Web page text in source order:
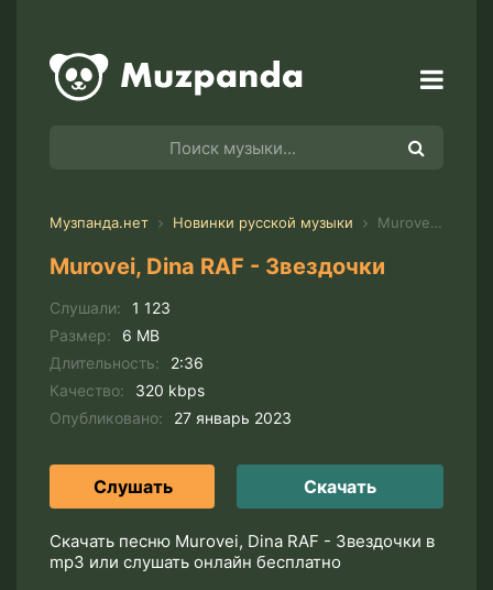
Музпанда.нет Новинки русской музыки Murovei, Dina RAF - Звездочки
Murovei, Dina RAF - Звездочки
Слушали:
1 123
Размер:
6 MB
Длительность:
2:36
Качество:
320 kbps
Опубликовано:
27 январь 2023
Слушать Скачать
Скачать песню Murovei, Dina RAF - Звездочки в
mp3 или слушать онлайн бесплатно